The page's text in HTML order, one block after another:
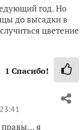
год. Но
до высадки в
цветение
1 Спасибо!
правы… я